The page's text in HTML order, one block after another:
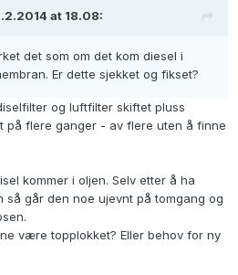
at 18.08:
det som om det kom diesel i
Er dette sjekket og fikset?
og luftfilter skiftet pluss
på flere ganger - av flere uten å finne
kommer i oljen. Selv etter å ha
så går den noe ujevnt på tomgang og
være topplokket? Eller behov for ny